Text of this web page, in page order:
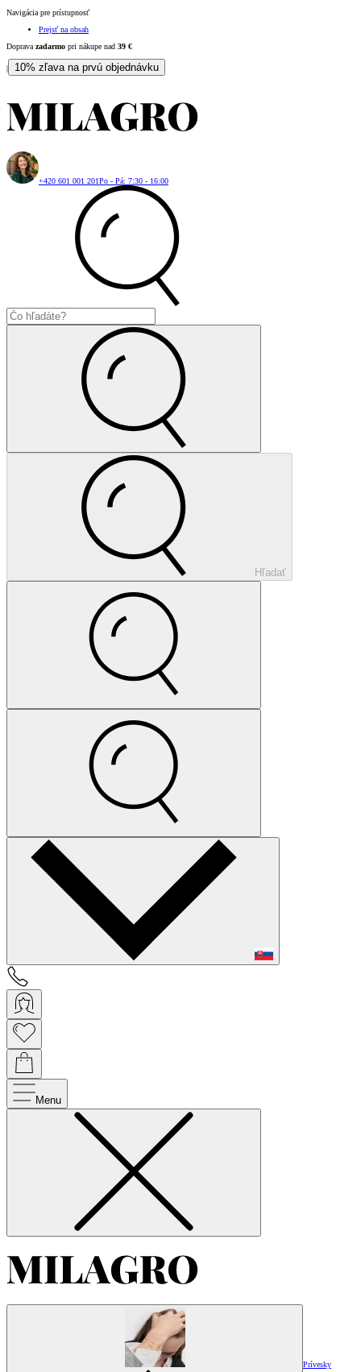
Navigácia pre prístupnosť
Prejsť na obsah
Doprava zadarmo pri nákupe nad 39 €
| 10% zľava na prvú objednávku
+420 601 001 201Po - Pá: 7:30 - 16:00
Hľadať
Menu
Prívesky